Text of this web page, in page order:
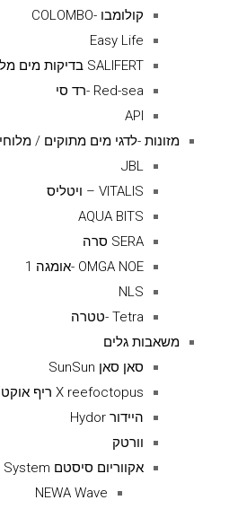
קולומבו -COLOMBO
Easy Life
SALIFERT בדיקות מים מלוחים
Red-sea -רד סי
API
מזונות -לדגי מים מתוקים /
JBL
VITALIS – ויטליס
AQUA BITS
SERA סרה
OMGA NOE -אומגה 1
NLS
Tetra -טטרה
משאבות גלים
סאן סאן SunSun
X reefoctopus ריף אוקטופוס
היידור Hydor
וורטק
אקווריום סיסטם Aquarium System
NEWA Wave